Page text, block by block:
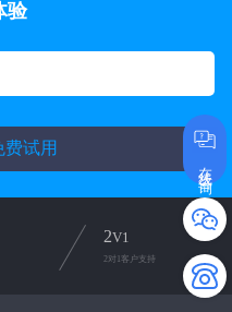
在线咨询
验
试用
2V1
2对1客户支持